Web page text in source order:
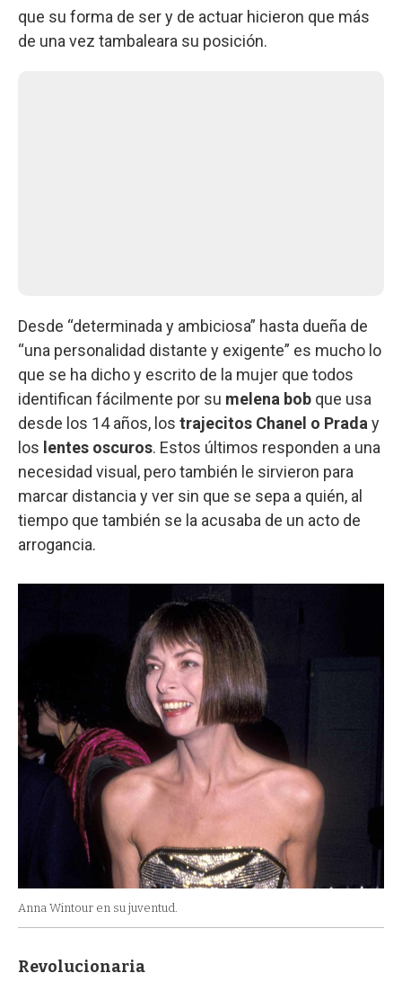
que su forma de ser y de actuar hicieron que más
de una vez tambaleara su posición.
Desde “determinada y ambiciosa” hasta dueña de
“una personalidad distante y exigente” es mucho lo
que se ha dicho y escrito de la mujer que todos
identifican fácilmente por su melena bob que usa
desde los 14 años, los trajecitos Chanel o Prada y
los lentes oscuros. Estos últimos responden a una
necesidad visual, pero también le sirvieron para
marcar distancia y ver sin que se sepa a quién, al
tiempo que también se la acusaba de un acto de
arrogancia.
Anna Wintour en su juventud.
Revolucionaria